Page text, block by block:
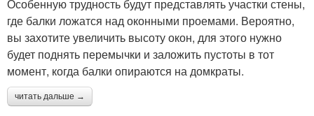
Особенную трудность будут представлять участки стены,
где балки ложатся над оконными проемами. Вероятно,
вы захотите увеличить высоту окон, для этого нужно
будет поднять перемычки и заложить пустоты в тот
момент, когда балки опираются на домкраты.
читать дальше →